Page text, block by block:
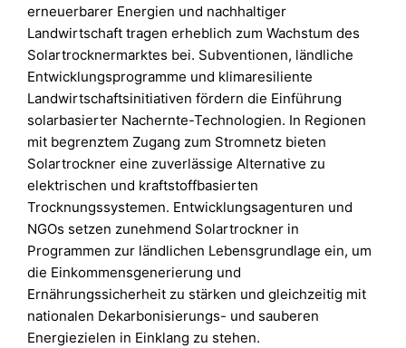
erneuerbarer Energien und nachhaltiger
Landwirtschaft tragen erheblich zum Wachstum des
Solartrocknermarktes bei. Subventionen, ländliche
Entwicklungsprogramme und klimaresiliente
Landwirtschaftsinitiativen fördern die Einführung
solarbasierter Nachernte-Technologien. In Regionen
mit begrenztem Zugang zum Stromnetz bieten
Solartrockner eine zuverlässige Alternative zu
elektrischen und kraftstoffbasierten
Trocknungssystemen. Entwicklungsagenturen und
NGOs setzen zunehmend Solartrockner in
Programmen zur ländlichen Lebensgrundlage ein, um
die Einkommensgenerierung und
Ernährungssicherheit zu stärken und gleichzeitig mit
nationalen Dekarbonisierungs- und sauberen
Energiezielen in Einklang zu stehen.